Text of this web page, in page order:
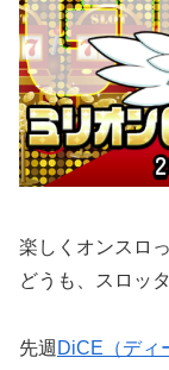
楽しくオンスロ
どうも、スロッ
先週 DiCE（ディ